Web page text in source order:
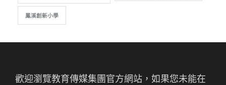
鳳溪創新小學
歡迎瀏覽教育傳媒集團官方網站，如果您未能在